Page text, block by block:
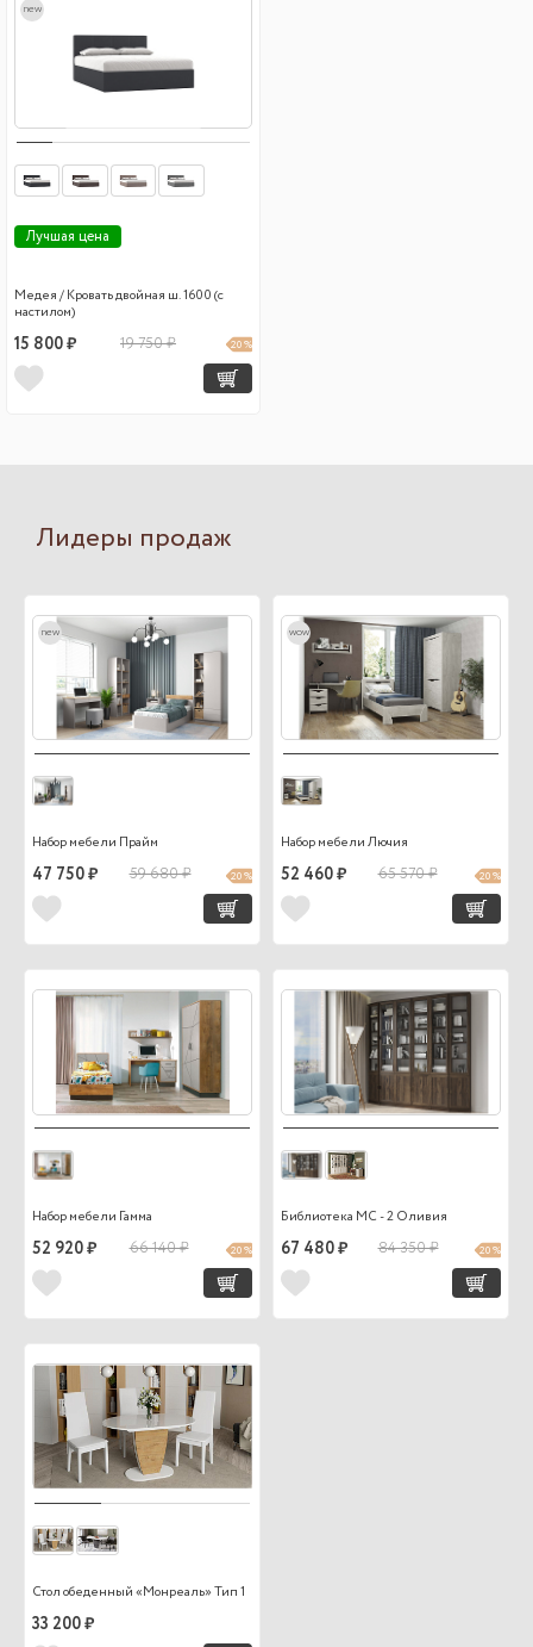
new
Лучшая цена
Медея / Кровать двойная ш. 1600 (с
настилом)
15 800 ₽ 19 750 ₽ 20 %
Лидеры продаж
new
Набор мебели Прайм
47 750 ₽ 59 680 ₽ 20 %
wow
Набор мебели Лючия
52 460 ₽ 65 570 ₽ 20 %
Набор мебели Гамма
52 920 ₽ 66 140 ₽ 20 %
Библиотека МС - 2 Оливия
67 480 ₽ 84 350 ₽ 20 %
Стол обеденный «Монреаль» Тип 1
33 200 ₽